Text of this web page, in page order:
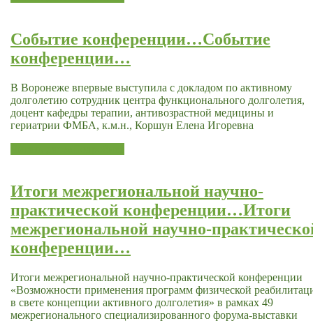
Событие конференции…Событие
конференции…
В Воронеже впервые выступила с докладом по активному
долголетию сотрудник центра функционального долголетия,
доцент кафедры терапии, антивозрастной медицины и
гериатрии ФМБА, к.м.н., Коршун Елена Игоревна
Итоги межрегиональной научно-
практической конференции…Итоги
межрегиональной научно-
конференции…
Итоги межрегиональной научно-практической конференции
«Возможности применения программ физической
в свете концепции активного долголетия» в рамках 49
межрегионального специализированного форума-выставки